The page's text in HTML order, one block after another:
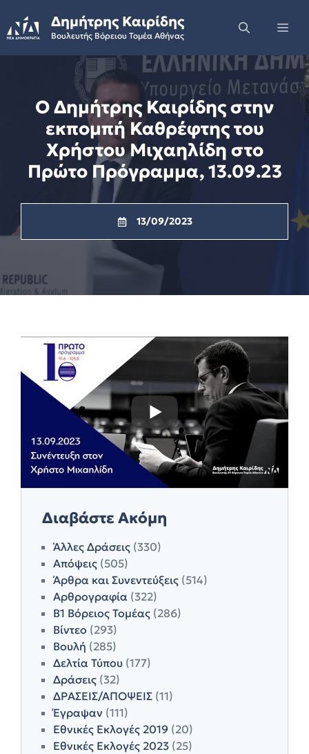
to
content
Δημήτρης Καιρίδης
Βουλευτής Βόρειου Τομέα Αθήνας
Ο Δημήτρης Καιρίδης στην
εκπομπή Καθρέφτης του
Χρήστου Μιχαηλίδη στο
Πρώτο Πρόγραμμα, 13.09.23
13/09/2023
Διαβάστε Ακόμη
Άλλες Δράσεις (330)
Απόψεις (505)
Άρθρα και Συνεντεύξεις (514)
Αρθρογραφία (322)
Β1 Βόρειος Τομέας (286)
Βίντεο (293)
Βουλή (285)
Δελτία Τύπου (177)
Δράσεις (32)
ΔΡΑΣΕΙΣ/ΑΠΟΨΕΙΣ (11)
Έγραψαν (111)
Εθνικές Εκλογές 2019 (20)
Εθνικές Εκλογές 2023 (25)